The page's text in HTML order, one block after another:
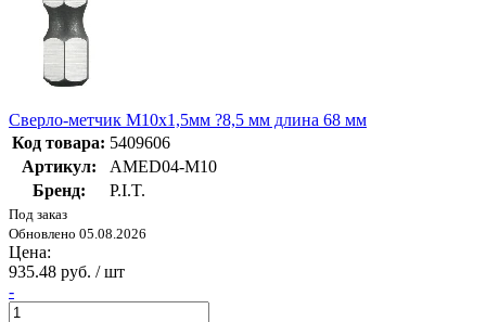
Сверло-метчик M10x1,5мм ?8,5 мм длина 68 мм
Код товара: 5409606
Артикул:
AMED04-M10
Бренд:
P.I.T.
Под заказ
Обновлено 05.08.2026
Цена:
935.48 руб. / шт
-